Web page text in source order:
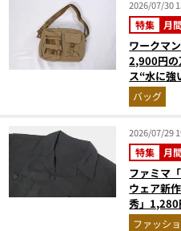
2026/07/30
特集 月
ワークマ
2,900円の
ス“水に
の人気記
版）
バッグ
2026/07/29
特集 月
ファミマ
ウェア新
秀」1,280
記事ラン
ファッシ